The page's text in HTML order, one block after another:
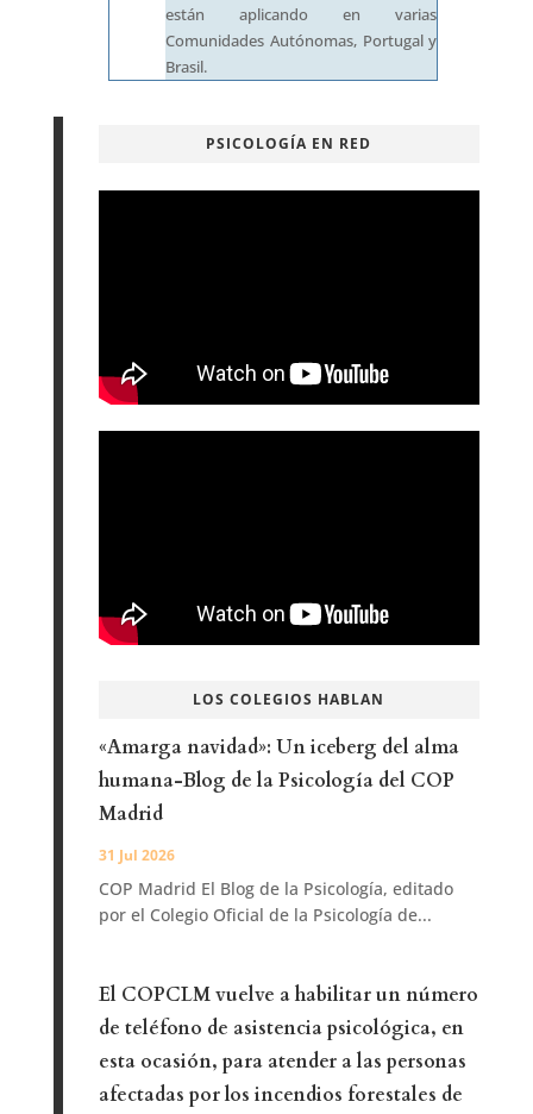
están aplicando en varias
Comunidades Autónomas, Portugal y
Brasil.
PSICOLOGÍA EN RED
LOS COLEGIOS HABLAN
«Amarga navidad»: Un iceberg del alma
humana-Blog de la Psicología del COP
Madrid
31 Jul 2026
COP Madrid El Blog de la Psicología, editado
por el Colegio Oficial de la Psicología de...
El COPCLM vuelve a habilitar un número
de teléfono de asistencia psicológica, en
esta ocasión, para atender a las personas
afectadas por los incendios forestales de